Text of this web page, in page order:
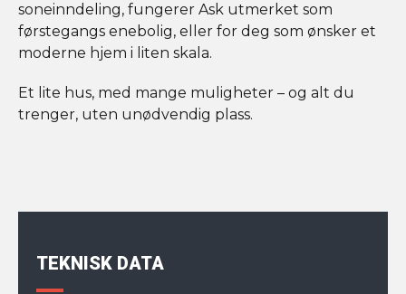
soneinndeling, fungerer Ask utmerket som
førstegangs enebolig, eller for deg som ønsker et
moderne hjem i liten skala.
Et lite hus, med mange muligheter – og alt du
trenger, uten unødvendig plass.
TEKNISK DATA